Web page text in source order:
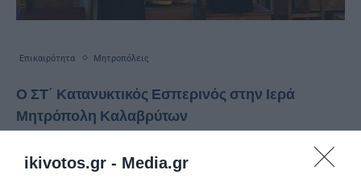
ikivotos.gr - Media.gr
Επικαιρότητα Μητροπόλεις
Ο ΣΤ΄ Κατανυκτικός Εσπερινός στην Ιερά
Μητρόπολη Καλαβρύτων
Με ιεροπρέπεια τελέσθηκε την Ε’ Κυριακή